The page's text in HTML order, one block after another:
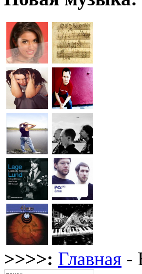
>>>>: Главная -